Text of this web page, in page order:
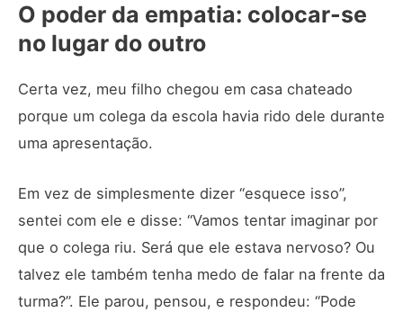
O poder da empatia: colocar-se
no lugar do outro
Certa vez, meu filho chegou em casa chateado
porque um colega da escola havia rido dele durante
uma apresentação.
Em vez de simplesmente dizer “esquece isso”,
sentei com ele e disse: “Vamos tentar imaginar por
que o colega riu. Será que ele estava nervoso? Ou
talvez ele também tenha medo de falar na frente da
turma?”. Ele parou, pensou, e respondeu: “Pode